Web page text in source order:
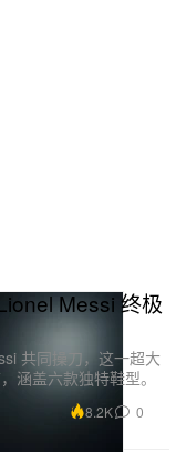
Messi 终极
共同操刀，这一超大
涵盖六款独特鞋型。
8.2K 0